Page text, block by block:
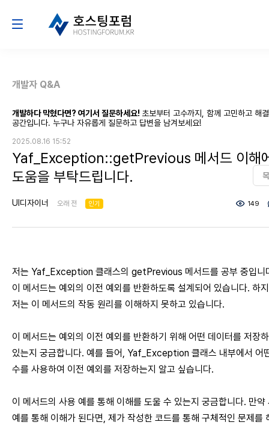
개발자 Q&A
개발하다 막혔다면? 여기서 질문하세요! 초보부터 고수까지, 함께 고민하고 해
공간입니다. 누구나 자유롭게 질문하고 답변을 남겨보세요!
2025.08.16 15:52
Yaf_Exception::getPrevious 메서드 이해
도움을 부탁드립니다.
UI디자이너 오래 전 인기 149
저는 Yaf_Exception 클래스의 getPrevious 메서드를 공부 중입니
이 메서드는 예외의 이전 예외를 반환하도록 설계되어 있습니다. 하
저는 이 메서드의 작동 원리를 이해하지 못하고 있습니다.
이 메서드는 예외의 이전 예외를 반환하기 위해 어떤 데이터를 저장
있는지 궁금합니다. 예를 들어, Yaf_Exception 클래스 내부에서 어
수를 사용하여 이전 예외를 저장하는지 알고 싶습니다.
이 메서드의 사용 예를 통해 이해를 도울 수 있는지 궁금합니다. 만약
예를 통해 이해가 된다면, 제가 작성한 코드를 통해 구체적인 문제를